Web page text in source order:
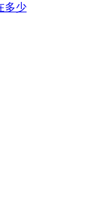
多少